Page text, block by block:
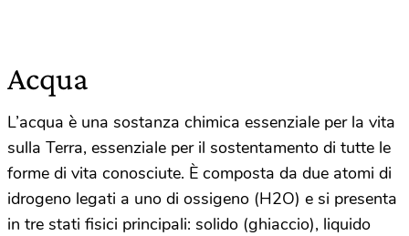
Acqua
L’acqua è una sostanza chimica essenziale per la vita
sulla Terra, essenziale per il sostentamento di tutte le
forme di vita conosciute. È composta da due atomi di
idrogeno legati a uno di ossigeno (H2O) e si presenta
in tre stati fisici principali: solido (ghiaccio), liquido